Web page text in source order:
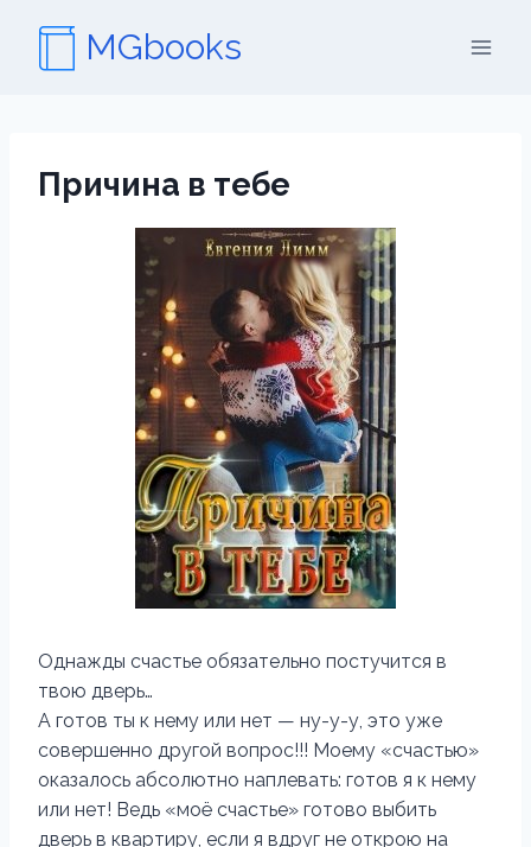
содержимому
MGbooks
Причина в тебе
Однажды счастье обязательно постучится в
твою дверь…
А готов ты к нему или нет — ну-у-у, это уже
совершенно другой вопрос!!! Моему «счастью»
оказалось абсолютно наплевать: готов я к нему
или нет! Ведь «моё счастье» готово выбить
дверь в квартиру, если я вдруг не открою на